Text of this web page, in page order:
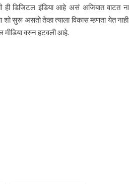
डिजिटल इंडिया आहे असं अजिबात वाटत
सुरू असतो तेव्हा त्याला विकास म्हणता येत
मीडिया वरुन हटवली आहे.